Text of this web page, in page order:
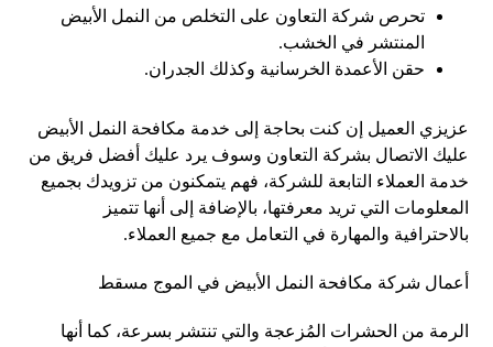
تحرص شركة التعاون على التخلص من النمل الأبيض
المنتشر في الخشب.
حقن الأعمدة الخرسانية وكذلك الجدران.
عزيزي العميل إن كنت بحاجة إلى خدمة مكافحة النمل الأبيض
عليك الاتصال بشركة التعاون وسوف يرد عليك أفضل فريق من
خدمة العملاء التابعة للشركة، فهم يتمكنون من تزويدك بجميع
المعلومات التي تريد معرفتها، بالإضافة إلى أنها تتميز
بالاحترافية والمهارة في التعامل مع جميع العملاء.
أعمال شركة مكافحة النمل الأبيض في الموج مسقط
الرمة من الحشرات المُزعجة والتي تنتشر بسرعة، كما أنها